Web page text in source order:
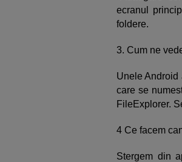
ecranul
foldere.
3. Cum ne
Unele Android
care se
FileExplorer.
4 Ce facem
Stergem din